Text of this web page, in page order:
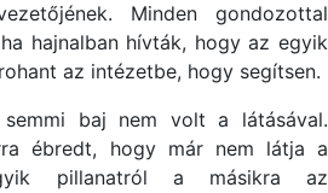
Minden gondozottal
hajnalban hívták, hogy az egyik
rohant az intézetbe, hogy segítsen.
baj nem volt a látásával.
ébredt, hogy már nem látja a
pillanatról a másikra az